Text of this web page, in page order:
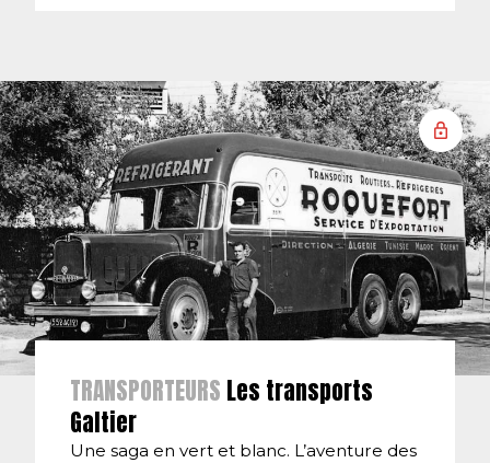
TRANSPORTEURS Les transports
Galtier
Une saga en vert et blanc. L’aventure des